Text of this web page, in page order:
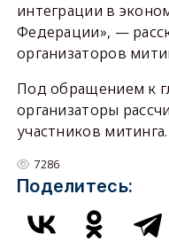
интеграции в
Федерации», —
организаторов
Под обращением к
организаторы
участников митинга.
7286
Поделитесь: